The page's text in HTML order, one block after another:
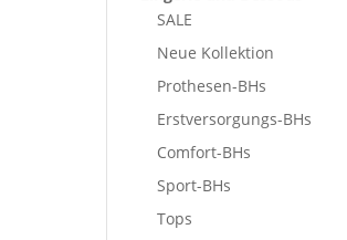
SALE
Neue Kollektion
Prothesen-BHs
Erstversorgungs-BHs
Comfort-BHs
Sport-BHs
Tops